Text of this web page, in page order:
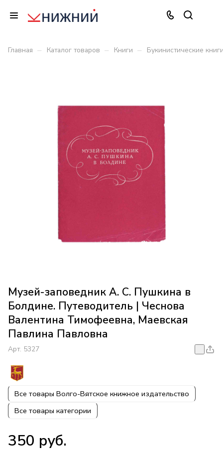
Главная – Каталог товаров – Книги – Букинистические
Музей-заповедник А. С. Пушкина в
Болдине. Путеводитель | Чеснова
Валентина Тимофеевна, Маевская
Павлина Павловна
Арт. 5327
Все товары Волго-Вятское книжное издательство
Все товары категории
350 руб.